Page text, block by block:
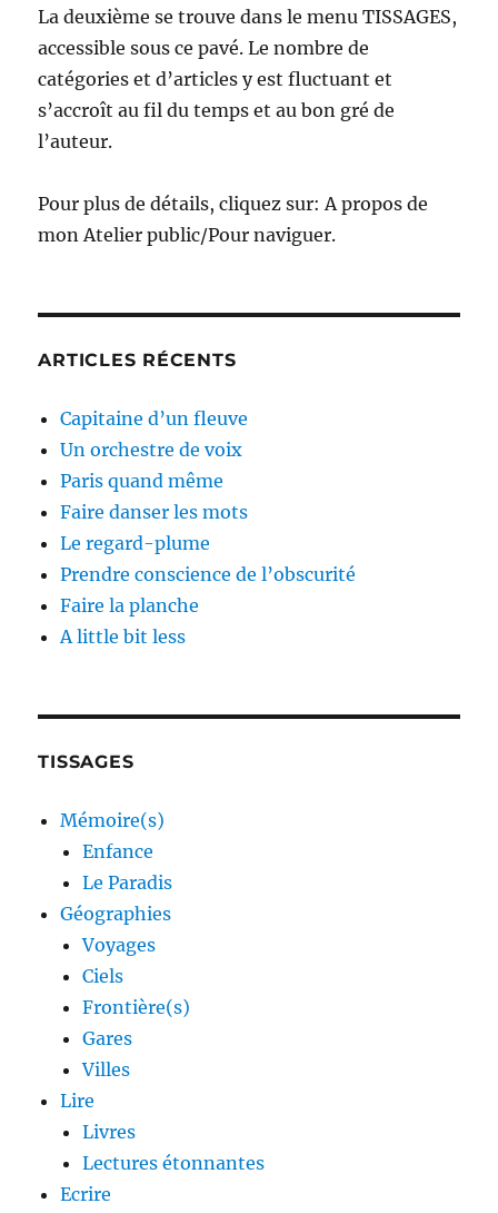
La deuxième se trouve dans le menu TISSAGES,
accessible sous ce pavé. Le nombre de
catégories et d’articles y est fluctuant et
s’accroît au fil du temps et au bon gré de
l’auteur.
Pour plus de détails, cliquez sur: A propos de
mon Atelier public/Pour naviguer.
ARTICLES RÉCENTS
Capitaine d’un fleuve
Un orchestre de voix
Paris quand même
Faire danser les mots
Le regard-plume
Prendre conscience de l’obscurité
Faire la planche
A little bit less
TISSAGES
Mémoire(s)
Enfance
Le Paradis
Géographies
Voyages
Ciels
Frontière(s)
Gares
Villes
Lire
Livres
Lectures étonnantes
Ecrire